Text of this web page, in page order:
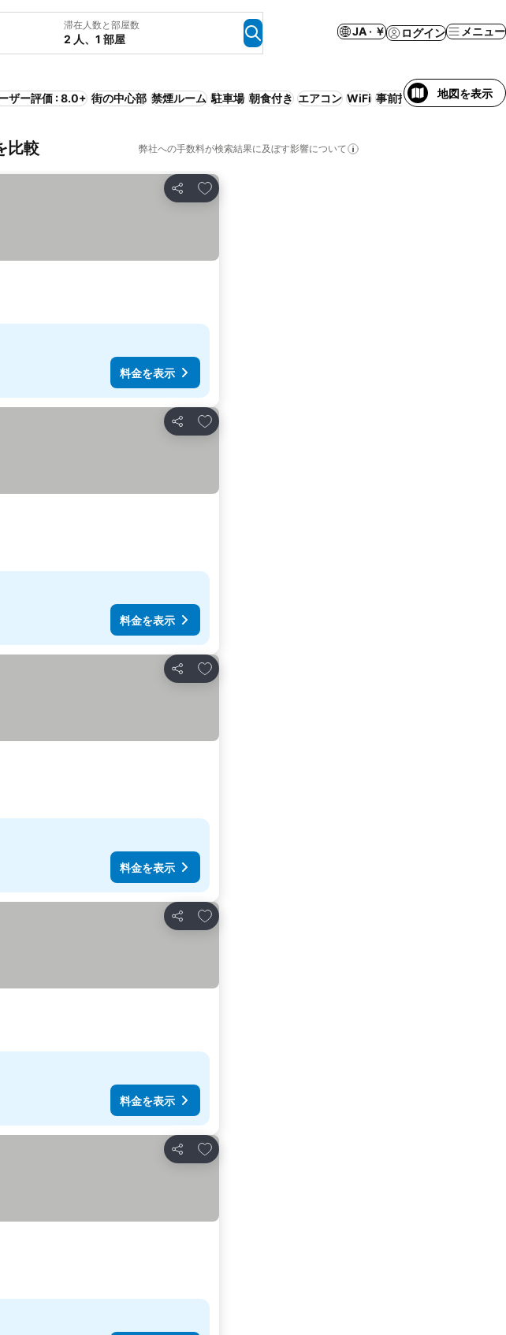
滞在人数と部屋数
2 人、1 部屋
JA · ￥ ログイン メニュー
ザー評価 : 8.0+ 街の中心部 禁煙ルーム 駐車場 朝食付き エアコン WiFi 事前払い不要 喫煙室 フ
地図を表示
比較 弊社への手数料が検索結果に及ぼす影響について
シェア
お気に入りに追加
料金を表示
シェア
お気に入りに追加
料金を表示
シェア
お気に入りに追加
料金を表示
シェア
お気に入りに追加
料金を表示
シェア
お気に入りに追加